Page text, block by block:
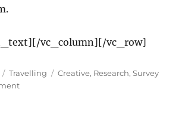
vc_column][/vc_row]
Categories
Travelling Tags
Creative, Research,Survey
on